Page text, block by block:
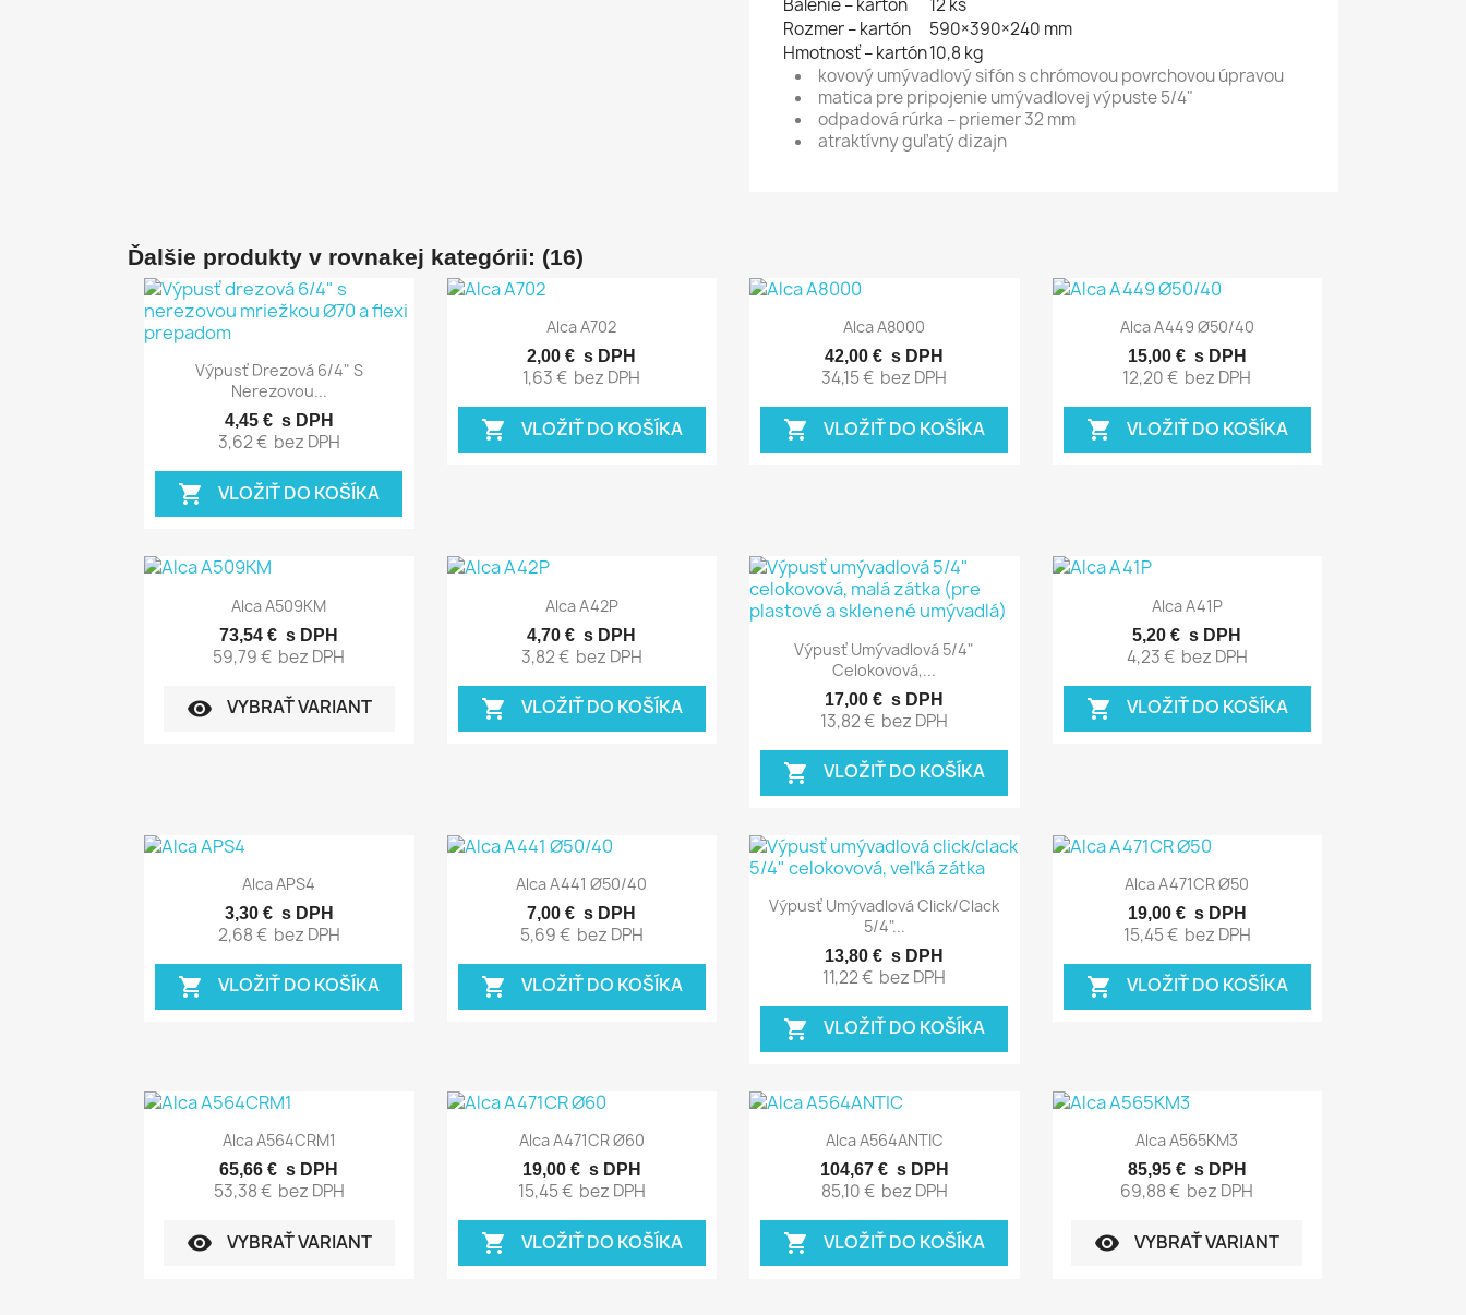
Balenie – kartón
12 ks
Rozmer – kartón
590×390×240 mm
Hmotnosť – kartón10,8 kg
kovový umývadlový sifón s chrómovou povrchovou úpravou
matica pre pripojenie umývadlovej výpuste 5/4"
odpadová rúrka – priemer 32 mm
atraktívny guľatý dizajn
Ďalšie produkty v rovnakej kategórii: (16)
Rýchly náhľad
Výpusť Drezová 6/4" S
Nerezovou...
4,45 € s DPH
3,62 € bez DPH
shopping_cart VLOŽIŤ DO KOŠÍKA
Rýchly náhľad
Alca A702
2,00 € s DPH
1,63 € bez DPH
shopping_cart VLOŽIŤ DO KOŠÍKA
Rýchly náhľad
Alca A8000
42,00 € s DPH
34,15 € bez DPH
shopping_cart VLOŽIŤ DO KOŠÍKA
Rýchly náhľad
Alca A449 Ø50/40
15,00 € s DPH
12,20 € bez DPH
shopping_cart VLOŽIŤ DO KOŠÍKA
Rýchly náhľad
Alca A509KM
73,54 € s DPH
59,79 € bez DPH
visibility VYBRAŤ VARIANT
Rýchly náhľad
Alca A42P
4,70 € s DPH
3,82 € bez DPH
shopping_cart VLOŽIŤ DO KOŠÍKA
Rýchly náhľad
Výpusť Umývadlová 5/4"
Celokovová,...
17,00 € s DPH
13,82 € bez DPH
shopping_cart VLOŽIŤ DO KOŠÍKA
Rýchly náhľad
Alca A41P
5,20 € s DPH
4,23 € bez DPH
shopping_cart VLOŽIŤ DO KOŠÍKA
Rýchly náhľad
Alca APS4
3,30 € s DPH
2,68 € bez DPH
shopping_cart VLOŽIŤ DO KOŠÍKA
Rýchly náhľad
Alca A441 Ø50/40
7,00 € s DPH
5,69 € bez DPH
shopping_cart VLOŽIŤ DO KOŠÍKA
Rýchly náhľad
Výpusť Umývadlová Click/clack
5/4"...
13,80 € s DPH
11,22 € bez DPH
shopping_cart VLOŽIŤ DO KOŠÍKA
Rýchly náhľad
Alca A471CR Ø50
19,00 € s DPH
15,45 € bez DPH
shopping_cart VLOŽIŤ DO KOŠÍKA
Rýchly náhľad
Alca A564CRM1
65,66 € s DPH
53,38 € bez DPH
visibility VYBRAŤ VARIANT
Rýchly náhľad
Alca A471CR Ø60
19,00 € s DPH
15,45 € bez DPH
shopping_cart VLOŽIŤ DO KOŠÍKA
Rýchly náhľad
Alca A564ANTIC
104,67 € s DPH
85,10 € bez DPH
shopping_cart VLOŽIŤ DO KOŠÍKA
Rýchly náhľad
Alca A565KM3
85,95 € s DPH
69,88 € bez DPH
visibility VYBRAŤ VARIANT